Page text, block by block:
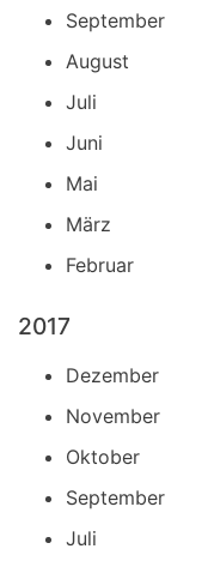
September
August
Juli
Juni
Mai
März
Februar
2017
Dezember
November
Oktober
September
Juli